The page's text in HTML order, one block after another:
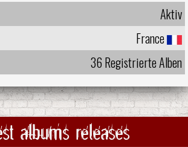
Aktiv
France
36 Registrierte Alben
albums releases